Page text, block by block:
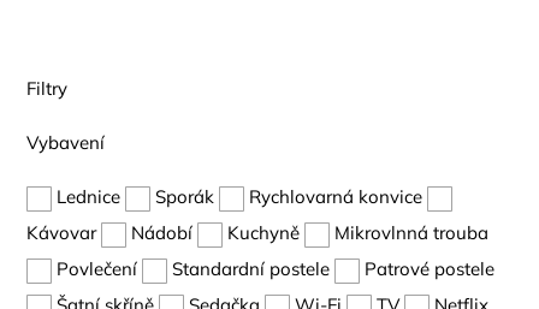
Filtry
Vybavení
Lednice Sporák
Rychlovarná konvice
Kávovar
Nádobí Kuchyně
Mikrovlnná trouba
Povlečení
Standardní postele
Patrové postele